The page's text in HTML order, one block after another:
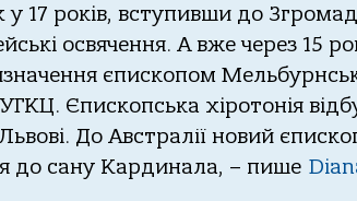
17 років, вступивши до
освячення. А вже через 15
єпископом
Єпископська хіротонія
До Австралії новий
до сану Кардинала, – пише